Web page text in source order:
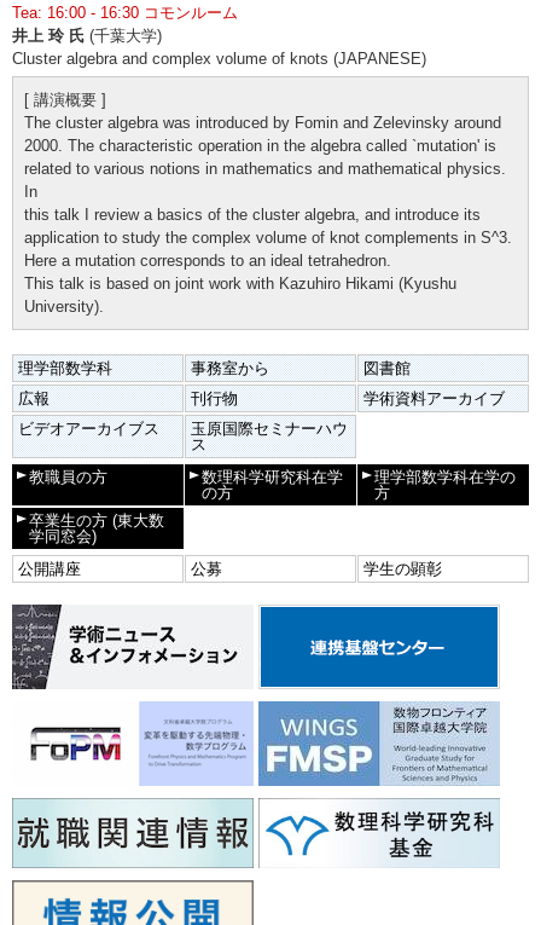
Tea: 16:00 - 16:30 コモンルーム
井上 玲 氏 (千葉大学)
Cluster algebra and complex volume of knots (JAPANESE)
[ 講演概要 ]
The cluster algebra was introduced by Fomin and Zelevinsky around
2000. The characteristic operation in the algebra called `mutation' is
related to various notions in mathematics and mathematical physics.
In
this talk I review a basics of the cluster algebra, and introduce its
application to study the complex volume of knot complements in S^3.
Here a mutation corresponds to an ideal tetrahedron.
This talk is based on joint work with Kazuhiro Hikami (Kyushu
University).
理学部数学科 事務室から
図書館
広報
刊行物
学術資料アーカイブ
ビデオアーカイブス
玉原国際セミナーハウ
ス
教職員の方
数理科学研究科在学
の方
理学部数学科在学の
方
卒業生の方 (東大数
学同窓会)
公開講座
公募 学生の顕彰